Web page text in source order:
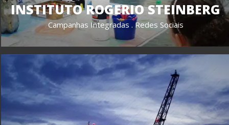
INSTITUTO ROGERIO STEINBERG
Campanhas Integradas . Redes Sociais